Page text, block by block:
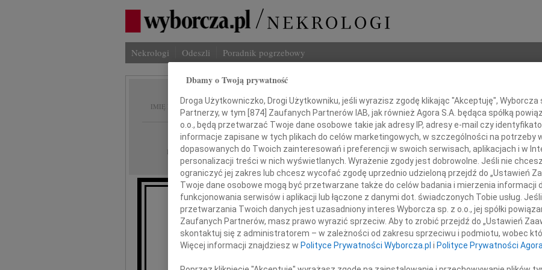
Nekrologi Odeszli Poradnik pogrzebowy
IMIĘ I NAZWISKO: Witold Jelski
REGION: Warszawa
DATA EMISJI: 06.05.2010
Dotkliwie wstrząśnięty nagłym zgonem,
żegnam mego Przyjaciela
mgr. inż.
Witolda Jelskiego
Imię i
INNE
Z
W
Dbamy o Twoją prywatność
Droga Użytkowniczko, Drogi Użytkowniku, jeśli wyrazisz zgodę klikając "Akceptuję", Wyborcza
Partnerzy, w tym [874] Zaufanych Partnerów IAB, jak również Agora S.A. będąca spółką
o.o., będą przetwarzać Twoje dane osobowe takie jak adresy IP, adresy e-mail czy
informacje zapisane w tych plikach do celów marketingowych, w szczególności na potrzeby
dopasowanych do Twoich zainteresowań i preferencji w swoich serwisach, aplikacjach i w
personalizacji treści w nich wyświetlanych. Wyrażenie zgody jest dobrowolne. Jeśli nie
ograniczyć jej zakres lub chcesz wycofać zgodę uprzednio udzieloną przejdź do „Ustawień
Twoje dane osobowe mogą być przetwarzane także do celów badania i mierzenia informacji
funkcjonowania serwisów i aplikacji lub łączone z danymi dot. świadczonych Tobie usług.
przetwarzania Twoich danych jest uzasadniony interes Wyborcza sp. z o.o., jej spółki
Zaufanych Partnerów, masz prawo wyrazić sprzeciw. Aby to zrobić przejdź do „Ustawień
skontaktuj się z administratorem – w zależności od zakresu sprzeciwu i podmiotu, wobec
Więcej informacji znajdziesz w Polityce Prywatności Wyborcza.pl i Polityce Prywatności Agora